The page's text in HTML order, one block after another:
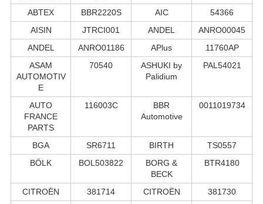
ABTEX BBR2220S AIC
54366
AISIN
JTRCI001 ANDEL
ANRO00045
ANDEL
ANRO01186 APlus
11760AP
ASAM
AUTOMOTIV
E
70540
ASHUKI by
Palidium
PAL54021
AUTO
FRANCE
PARTS
116003C
BBR
Automotive
0011019734
BGA SR6711 BIRTH
TS0557
BÖLK
BOL503822
BORG &
BECK
BTR4180
CITROËN 381714 CITROËN 381730